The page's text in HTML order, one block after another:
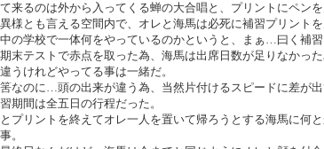
来るのは外から入ってくる蝉の大合唱と、プリントにペンを
様とも言える空間内で、オレと海馬は必死に補習プリントを
の学校で一体何をやっているのかというと、まぁ…曰く補習
末テストで赤点を取った為、海馬は出席日数が足りなかった
うけれどやってる事は一緒だ。
なのに…頭の出来が違う為、当然片付けるスピードに差が出
期間は全五日の行程だった。
プリントを終えてオレ一人を置いて帰ろうとする海馬に何
。